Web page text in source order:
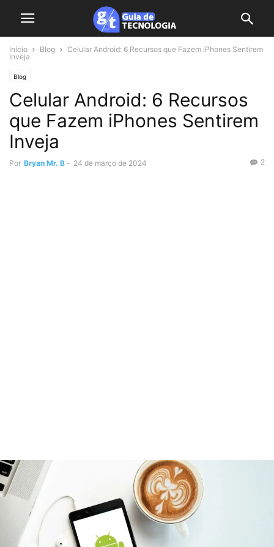
Início Blog
Celular Android: 6 Recursos que Fazem iPhones Sentirem
Inveja
Blog
Celular Android: 6 Recursos
que Fazem iPhones Sentirem
Inveja
Por Bryan Mr. B - 24 de março de 2024 2